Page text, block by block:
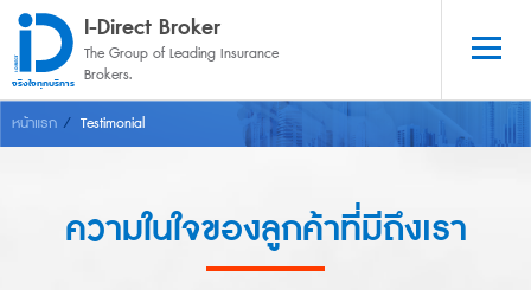
จริงใจทุกบริการ
I-Direct Broker
The Group of Leading Insurance
Brokers.
หน้าแรก Testimonial
ความในใจของลูกค้าที่มีถึงเรา